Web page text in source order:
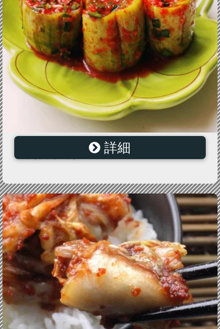
【誰でも簡単】【韓国料理レシピ】 キュウリキムチレ
詳細